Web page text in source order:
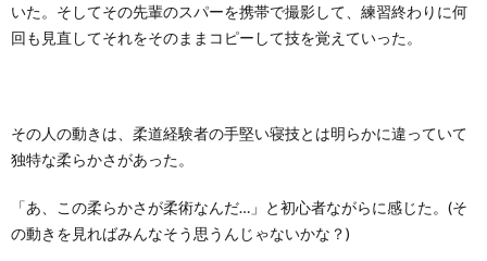
いた。そしてその先輩のスパーを携帯で撮影して、練習終わりに何
回も見直してそれをそのままコピーして技を覚えていった。
その人の動きは、柔道経験者の手堅い寝技とは明らかに違っていて
独特な柔らかさがあった。
「あ、この柔らかさが柔術なんだ…」と初心者ながらに感じた。(そ
の動きを見ればみんなそう思うんじゃないかな？)